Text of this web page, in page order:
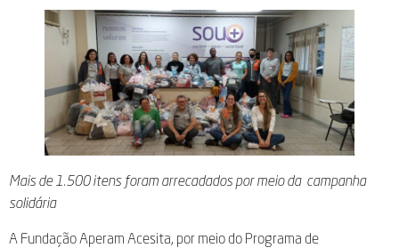
Mais de 1.500 itens foram arrecadados por meio da campanha
solidária
A Fundação Aperam Acesita, por meio do Programa de